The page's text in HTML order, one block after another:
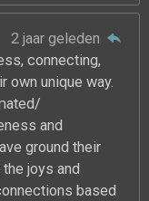
2 jaar geleden
connecting,
own unique way.
and
ground their
joys and
based